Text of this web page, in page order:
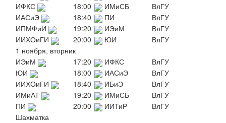
ИФКС
18:00 ИМиСБ
ВлГУ
ИАСиЭ
18:40 ПИ
ВлГУ
ИПМФиИ
19:20 ИЭиМ
ВлГУ
ИИХОиГИ
20:00 ЮИ
ВлГУ
1 ноября, вторник
ИЭиМ
17:20 ИФКС
ВлГУ
ЮИ
18:00 ИАСиЭ
ВлГУ
ИИХОиГИ
18:40 ИБиЭ
ВлГУ
ИМиАТ
19:20 ИМиСБ
ВлГУ
ПИ
20:00 ИИТиР
ВлГУ
Шахматка